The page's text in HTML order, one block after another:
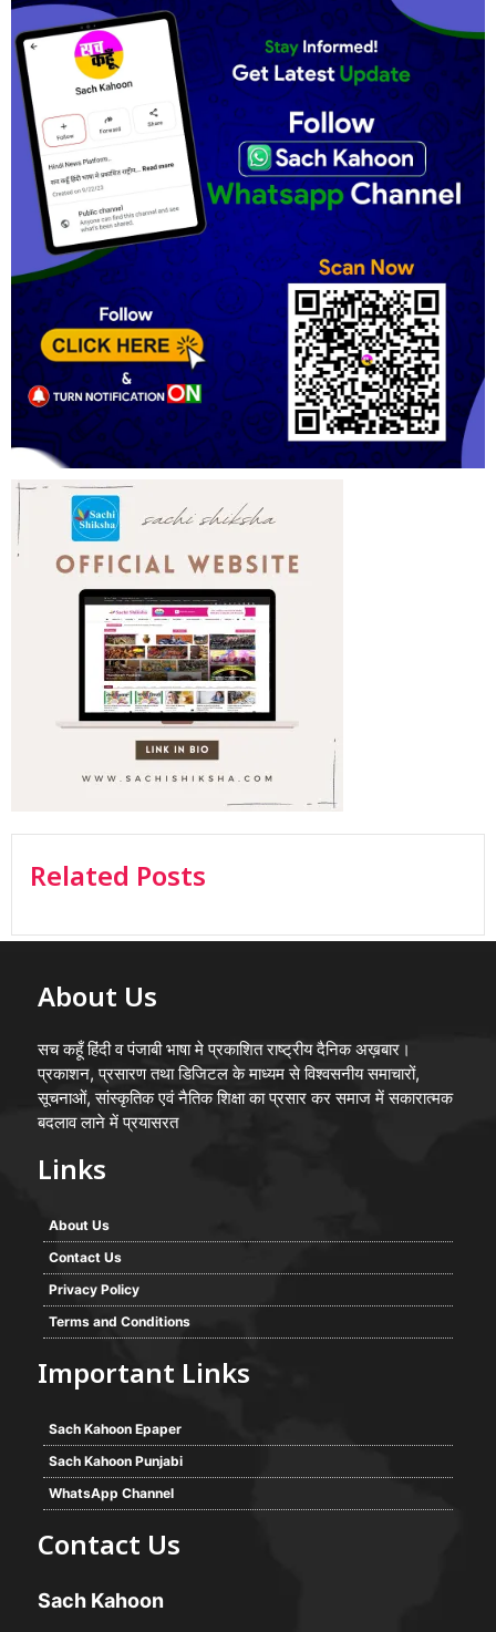
Related Posts
About Us
सच कहूँ हिंदी व पंजाबी भाषा मे प्रकाशित राष्ट्रीय दैनिक अख़बार।
प्रकाशन, प्रसारण तथा डिजिटल के माध्यम से विश्वसनीय समाचारों,
सूचनाओं, सांस्कृतिक एवं नैतिक शिक्षा का प्रसार कर समाज में सकारात्मक
बदलाव लाने में प्रयासरत
Links
About Us
Contact Us
Privacy Policy
Terms and Conditions
Important Links
Sach Kahoon Epaper
Sach Kahoon Punjabi
WhatsApp Channel
Contact Us
Sach Kahoon